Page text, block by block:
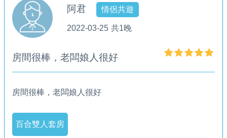
阿君 情侶共遊
2022-03-25 共1晚
房間很棒，老闆娘人很好
房間很棒，老闆娘人很好
百合雙人套房